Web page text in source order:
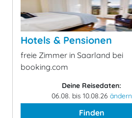
Hotels & Pensionen
freie Zimmer in Saarland bei
booking.com
Deine Reisedaten:
06.08. bis 10.08.26 ändern
Finden